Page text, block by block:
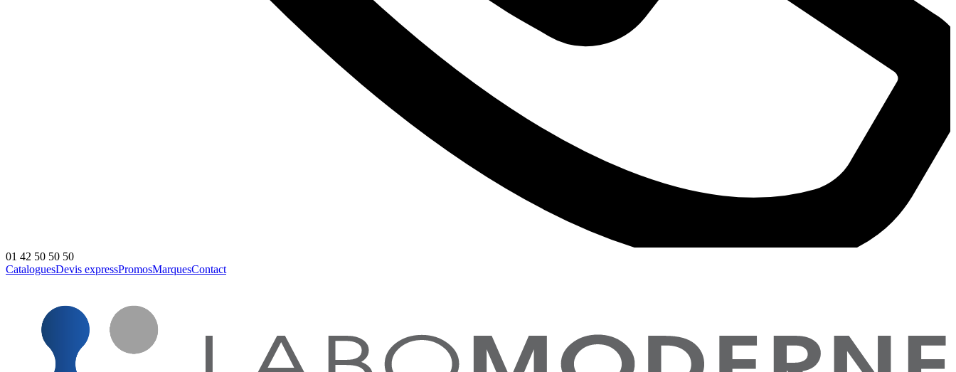
01 42 50 50 50
CataloguesDevis expressPromosMarquesContact